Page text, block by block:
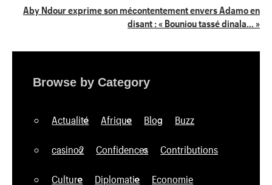
Aby Ndour exprime son mécontentement envers Adamo en
disant : « Bouniou tassé dinala… »
Browse by Category
Actualité Afrique Blog Buzz
casino2 Confidences Contributions
Culture Diplomatie Economie